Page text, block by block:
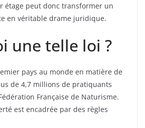
étage peut donc transformer un
en véritable drame juridique.
une telle loi ?
pays au monde en matière de
de 4,7 millions de pratiquants
Française de Naturisme.
est encadrée par des règles